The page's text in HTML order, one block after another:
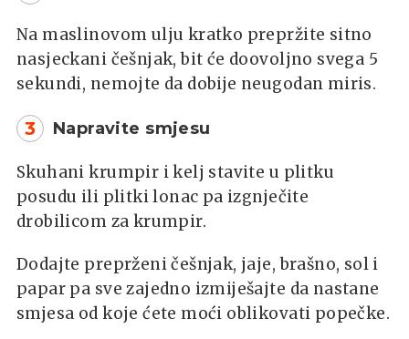
Na maslinovom ulju kratko prepržite sitno
nasjeckani češnjak, bit će doovoljno svega 5
sekundi, nemojte da dobije neugodan miris.
3 Napravite smjesu
Skuhani krumpir i kelj stavite u plitku
posudu ili plitki lonac pa izgnječite
drobilicom za krumpir.
Dodajte preprženi češnjak, jaje, brašno, sol i
papar pa sve zajedno izmiješajte da nastane
smjesa od koje ćete moći oblikovati popečke.